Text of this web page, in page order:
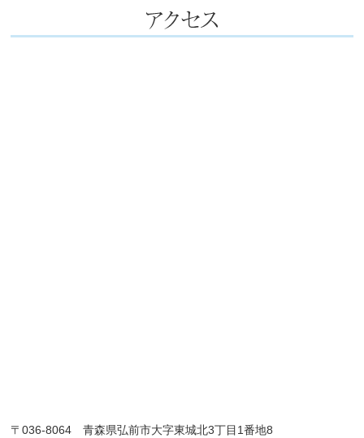
〒036-8064 青森県弘前市大字東城北3丁目1番地8